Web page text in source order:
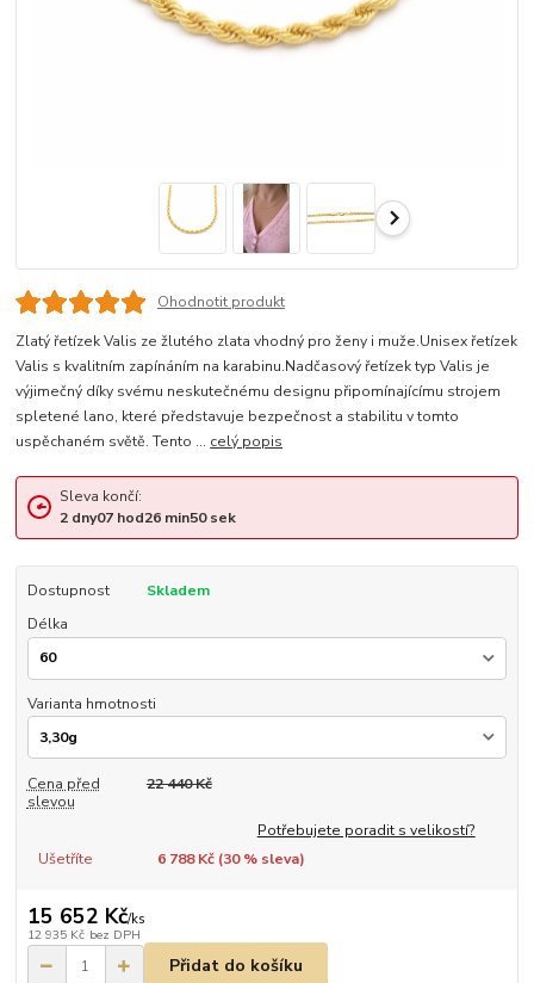
Ohodnotit produkt
Zlatý řetízek Valis ze žlutého zlata vhodný pro ženy i muže.Unisex řetízek
Valis s kvalitním zapínáním na karabinu.Nadčasový řetízek typ Valis je
výjimečný díky svému neskutečnému designu připomínajícímu strojem
spletené lano, které představuje bezpečnost a stabilitu v tomto
uspěchaném světě. Tento ... celý popis
Sleva končí:
2 dny07hod26min49sek
Dostupnost
Skladem
Délka
Varianta hmotnosti
Cena před
slevou
22 440 Kč
Potřebujete poradit s velikostí?
Ušetříte
6 788 Kč (30% sleva)
15 652 Kč/ks
12 935 Kč bez DPH
Přidat do košíku